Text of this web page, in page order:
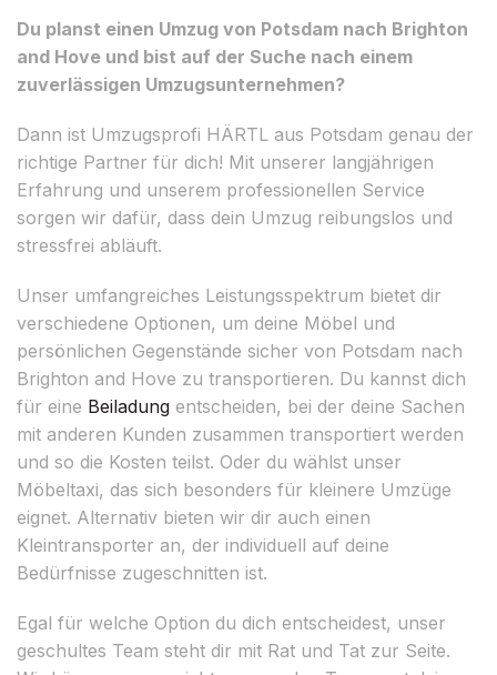
Du planst einen Umzug von Potsdam nach Brighton
and Hove und bist auf der Suche nach einem
zuverlässigen Umzugsunternehmen?
Dann ist Umzugsprofi HÄRTL aus Potsdam genau der
richtige Partner für dich! Mit unserer langjährigen
Erfahrung und unserem professionellen Service
sorgen wir dafür, dass dein Umzug reibungslos und
stressfrei abläuft.
Unser umfangreiches Leistungsspektrum bietet dir
verschiedene Optionen, um deine Möbel und
persönlichen Gegenstände sicher von Potsdam nach
Brighton and Hove zu transportieren. Du kannst dich
für eine Beiladung entscheiden, bei der deine Sachen
mit anderen Kunden zusammen transportiert werden
und so die Kosten teilst. Oder du wählst unser
Möbeltaxi, das sich besonders für kleinere Umzüge
eignet. Alternativ bieten wir dir auch einen
Kleintransporter an, der individuell auf deine
Bedürfnisse zugeschnitten ist.
Egal für welche Option du dich entscheidest, unser
geschultes Team steht dir mit Rat und Tat zur Seite.